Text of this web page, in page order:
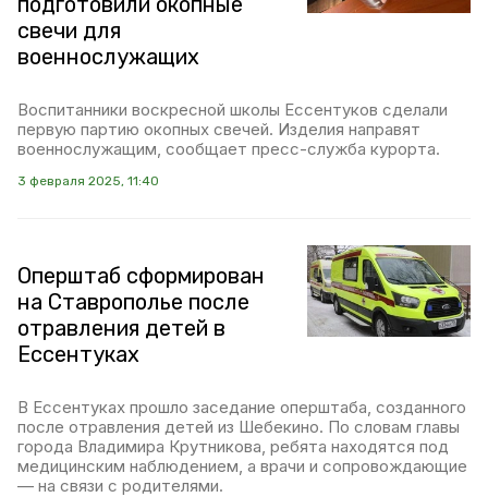
свечи для
военнослужащих
Воспитанники воскресной школы Ессентуков сделали
первую партию окопных свечей. Изделия направят
военнослужащим, сообщает пресс-служба курорта.
3 февраля 2025, 11:40
Оперштаб сформирован
на Ставрополье после
отравления детей в
Ессентуках
В Ессентуках прошло заседание оперштаба, созданного
после отравления детей из Шебекино. По словам главы
города Владимира Крутникова, ребята находятся под
медицинским наблюдением, а врачи и сопровождающие
— на связи с родителями.